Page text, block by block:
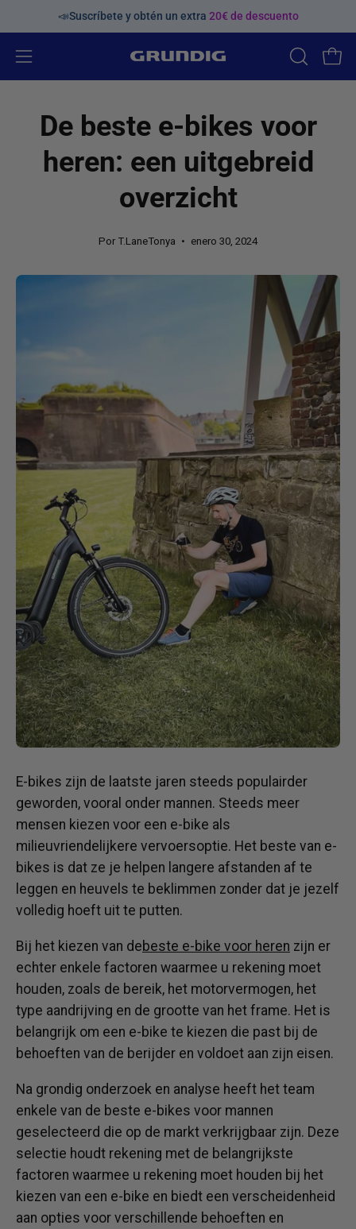
al
contenido
📣Suscríbete y obtén un extra 20€ de descuento
Abrir
navegación
ABRIR
BARRA
De beste e-bikes voor
heren: een uitgebreid
overzicht
Por T.LaneTonya enero 30, 2024
E-bikes zijn de laatste jaren steeds populairder
geworden, vooral onder mannen. Steeds meer
mensen kiezen voor een e-bike als
milieuvriendelijkere vervoersoptie. Het beste van e-
bikes is dat ze je helpen langere afstanden af ​​te
leggen en heuvels te beklimmen zonder dat je jezelf
volledig hoeft uit te putten.
Bij het kiezen van debeste e-bike voor heren zijn er
echter enkele factoren waarmee u rekening moet
houden, zoals de bereik, het motorvermogen, het
type aandrijving en de grootte van het frame. Het is
belangrijk om een ​​e-bike te kiezen die past bij de
behoeften van de berijder en voldoet aan zijn eisen.
Na grondig onderzoek en analyse heeft het team
enkele van de beste e-bikes voor mannen
geselecteerd die op de markt verkrijgbaar zijn. Deze
selectie houdt rekening met de belangrijkste
factoren waarmee u rekening moet houden bij het
kiezen van een e-bike en biedt een verscheidenheid
aan opties voor verschillende behoeften en